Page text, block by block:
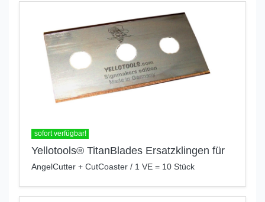
sofort verfügbar!
Yellotools® TitanBlades Ersatzklingen für
AngelCutter + CutCoaster / 1 VE = 10 Stück